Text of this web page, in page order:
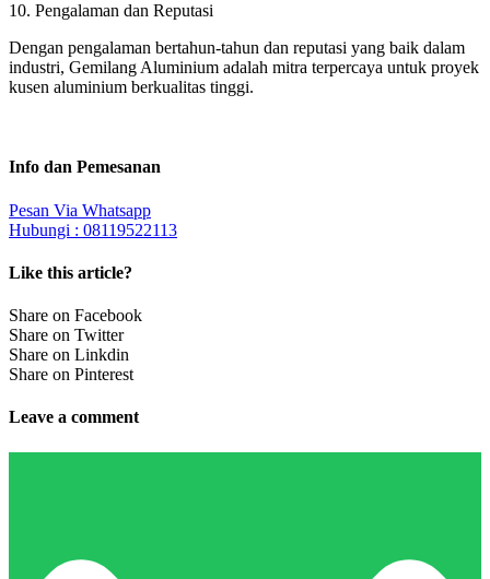
10. Pengalaman dan Reputasi
Dengan pengalaman bertahun-tahun dan reputasi yang baik dalam
industri, Gemilang Aluminium adalah mitra terpercaya untuk proyek
kusen aluminium berkualitas tinggi.
Info dan Pemesanan
Pesan Via Whatsapp
Hubungi : 08119522113
Like this article?
Share on Facebook
Share on Twitter
Share on Linkdin
Share on Pinterest
Leave a comment